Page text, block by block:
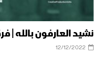
نشيد العارفون بالله | فرقة
12/12/2022